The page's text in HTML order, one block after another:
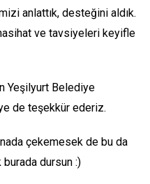
anlattık, desteğini aldık.
ve tavsiyeleri keyifle
Yeşilyurt Belediye
de teşekkür ederiz.
çekemesek de bu da
dursun :)